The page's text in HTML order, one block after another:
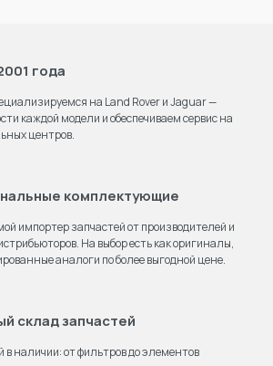
года
на Land Rover и Jaguar —
каждой модели и обеспечиваем сервис на
центров.
комплектующие
импортер запчастей от производителей и
На выбор есть как оригиналы,
аналоги по более выгодной цене.
склад запчастей
в наличии: от фильтров до элементов